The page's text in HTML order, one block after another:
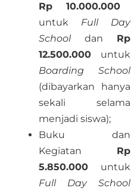
Rp 10.000.000
untuk Full Day
Schooldan Rp
12.500.000 untuk
Boarding School
(dibayarkan hanya
sekali selama
menjadi siswa);
Buku dan
Kegiatan Rp
5.850.000 untuk
Full Day School